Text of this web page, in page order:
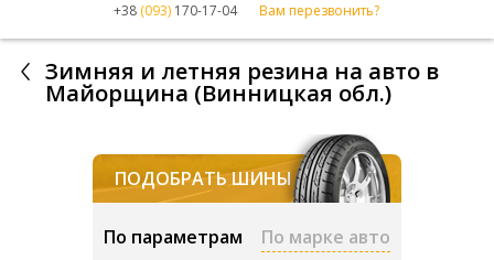
+38 (093) 170-17-04 Вам перезвонить?
Зимняя и летняя резина на авто в
Майорщина (Винницкая обл.)
ПОДОБРАТЬ ШИНЫ
По параметрам По марке авто